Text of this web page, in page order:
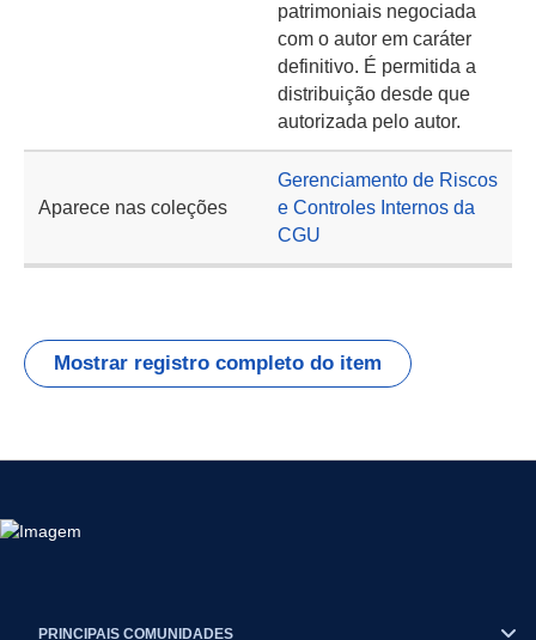
patrimoniais negociada
com o autor em caráter
definitivo. É permitida a
distribuição desde que
autorizada pelo autor.
Aparece nas coleções
Gerenciamento de Riscos
e Controles Internos da
CGU
Mostrar registro completo do item
PRINCIPAIS COMUNIDADES